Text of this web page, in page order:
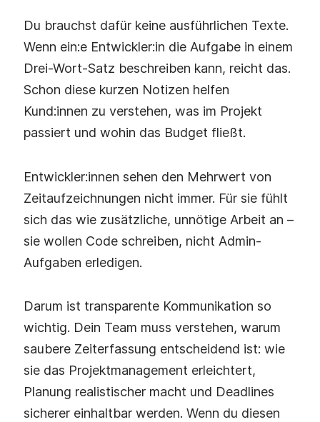
Du brauchst dafür keine ausführlichen Texte.
Wenn ein:e Entwickler:in die Aufgabe in einem
Drei-Wort-Satz beschreiben kann, reicht das.
Schon diese kurzen Notizen helfen
Kund:innen zu verstehen, was im Projekt
passiert und wohin das Budget fließt.
Entwickler:innen sehen den Mehrwert von
Zeitaufzeichnungen nicht immer. Für sie fühlt
sich das wie zusätzliche, unnötige Arbeit an –
sie wollen Code schreiben, nicht Admin-
Aufgaben erledigen.
Darum ist transparente Kommunikation so
wichtig. Dein Team muss verstehen, warum
saubere Zeiterfassung entscheidend ist: wie
sie das Projektmanagement erleichtert,
Planung realistischer macht und Deadlines
sicherer einhaltbar werden. Wenn du diesen